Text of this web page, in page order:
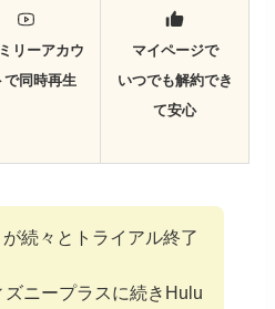
リーアカウ
で同時再生
マイページで
いつでも解約でき
て安心
続々とトライアル終了
ズニープラスに続きHulu